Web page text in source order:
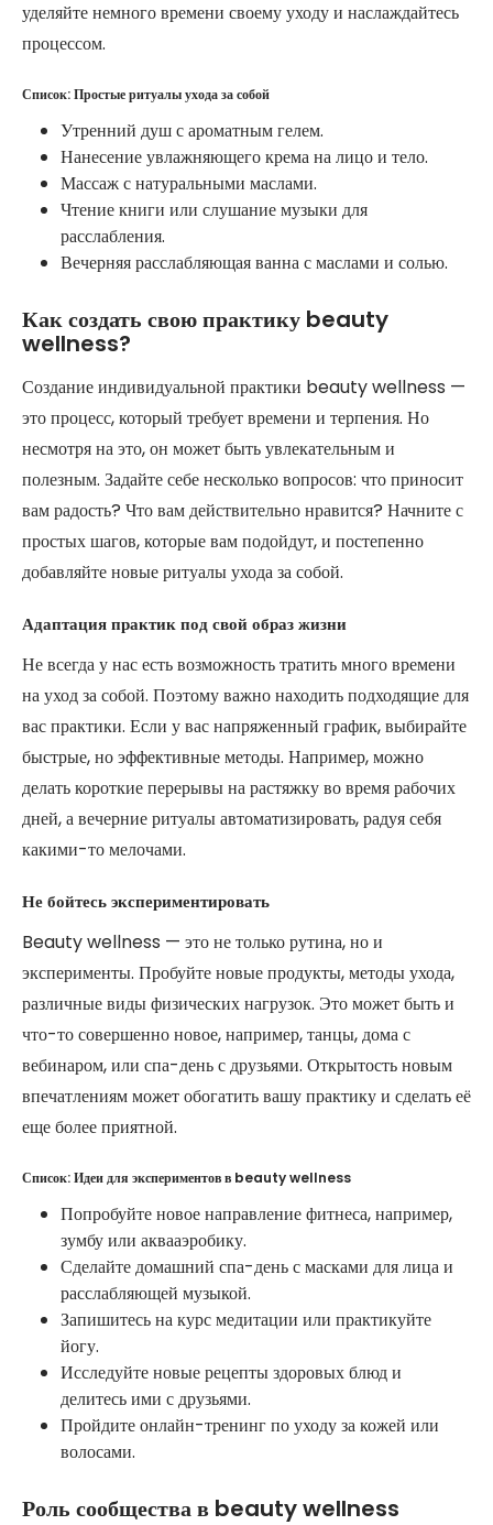
уделяйте немного времени своему уходу и наслаждайтесь
процессом.
Список: Простые ритуалы ухода за собой
Утренний душ с ароматным гелем.
Нанесение увлажняющего крема на лицо и тело.
Массаж с натуральными маслами.
Чтение книги или слушание музыки для
расслабления.
Вечерняя расслабляющая ванна с маслами и солью.
Как создать свою практику beauty
wellness?
Создание индивидуальной практики beauty wellness —
это процесс, который требует времени и терпения. Но
несмотря на это, он может быть увлекательным и
полезным. Задайте себе несколько вопросов: что приносит
вам радость? Что вам действительно нравится? Начните с
простых шагов, которые вам подойдут, и постепенно
добавляйте новые ритуалы ухода за собой.
Адаптация практик под свой образ жизни
Не всегда у нас есть возможность тратить много времени
на уход за собой. Поэтому важно находить подходящие для
вас практики. Если у вас напряженный график, выбирайте
быстрые, но эффективные методы. Например, можно
делать короткие перерывы на растяжку во время рабочих
дней, а вечерние ритуалы автоматизировать, радуя себя
какими-то мелочами.
Не бойтесь экспериментировать
Beauty wellness — это не только рутина, но и
эксперименты. Пробуйте новые продукты, методы ухода,
различные виды физических нагрузок. Это может быть и
что-то совершенно новое, например, танцы, дома с
вебинаром, или спа-день с друзьями. Открытость новым
впечатлениям может обогатить вашу практику и сделать её
еще более приятной.
Список: Идеи для экспериментов в beauty wellness
Попробуйте новое направление фитнеса, например,
зумбу или аквааэробику.
Сделайте домашний спа-день с масками для лица и
расслабляющей музыкой.
Запишитесь на курс медитации или практикуйте
йогу.
Исследуйте новые рецепты здоровых блюд и
делитесь ими с друзьями.
Пройдите онлайн-тренинг по уходу за кожей или
волосами.
Роль сообщества в beauty wellness